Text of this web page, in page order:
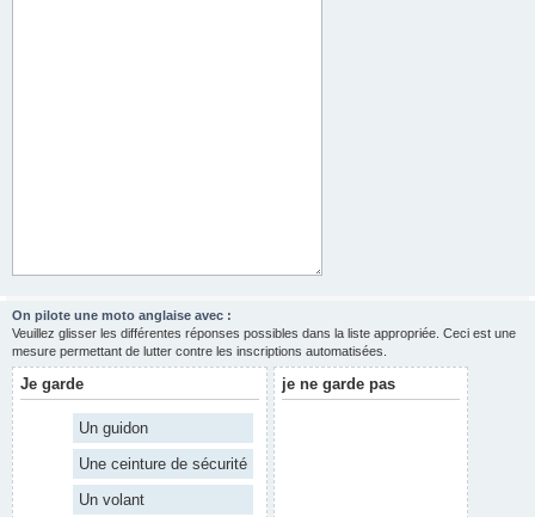
On pilote une moto anglaise avec :
Veuillez glisser les différentes réponses possibles dans la liste appropriée. Ceci est une
mesure permettant de lutter contre les inscriptions automatisées.
Je garde
Un guidon
Une ceinture de sécurité
Un volant
je ne garde pas